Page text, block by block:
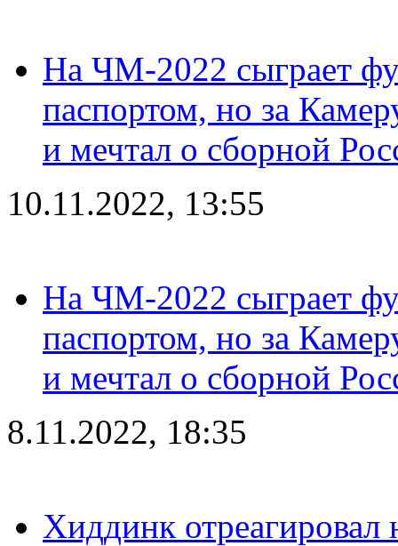
На ЧМ-2022 сыграет
паспортом, но за
и мечтал о сборной
10.11.2022, 13:55
На ЧМ-2022 сыграет
паспортом, но за
и мечтал о сборной
8.11.2022, 18:35
Хиддинк отреагировал